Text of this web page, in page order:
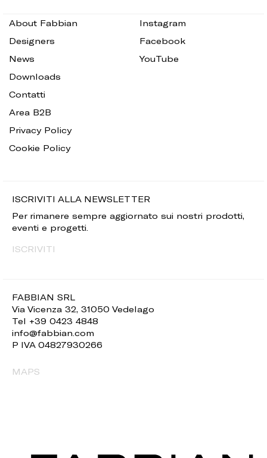
FABBIAN SRL
Via Vicenza 32, 31050 Vedelago
Tel +39 0423 4848
info@fabbian.com
P IVA 04827930266
MAPS
About Fabbian
Designers
News
Downloads
Contatti
Area B2B
Privacy Policy
Cookie Policy
Instagram
Facebook
YouTube
ISCRIVITI ALLA NEWSLETTER
Per rimanere sempre aggiornato sui nostri prodotti,
eventi e progetti.
ISCRIVITI